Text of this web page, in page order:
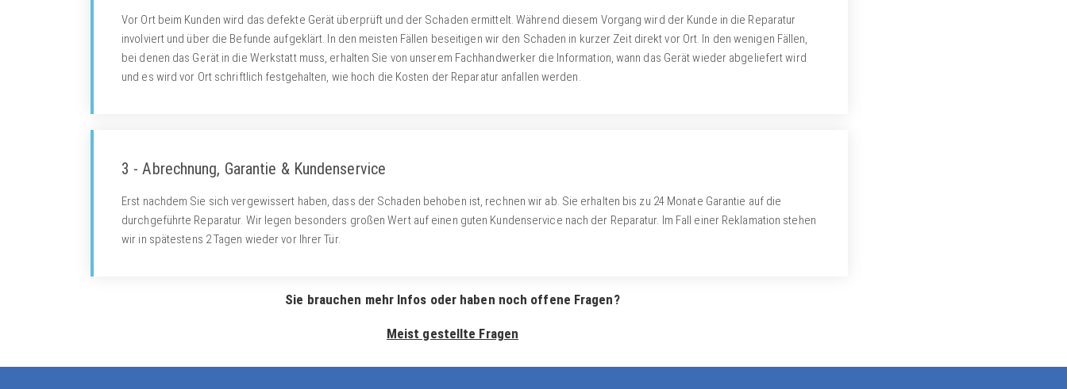
Vor Ort beim Kunden wird das defekte Gerät überprüft und der Schaden ermittelt. Während diesem Vorgang wird der Kunde in die Reparatur
involviert und über die Befunde aufgeklärt. In den meisten Fällen beseitigen wir den Schaden in kurzer Zeit direkt vor Ort. In den wenigen Fällen,
bei denen das Gerät in die Werkstatt muss, erhalten Sie von unserem Fachhandwerker die Information, wann das Gerät wieder abgeliefert wird
und es wird vor Ort schriftlich festgehalten, wie hoch die Kosten der Reparatur anfallen werden.
3 - Abrechnung, Garantie & Kundenservice
Erst nachdem Sie sich vergewissert haben, dass der Schaden behoben ist, rechnen wir ab. Sie erhalten bis zu 24 Monate Garantie auf die
durchgeführte Reparatur. Wir legen besonders großen Wert auf einen guten Kundenservice nach der Reparatur. Im Fall einer Reklamation stehen
wir in spätestens 2 Tagen wieder vor Ihrer Tür.
Sie brauchen mehr Infos oder haben noch offene Fragen?
Meist gestellte Fragen